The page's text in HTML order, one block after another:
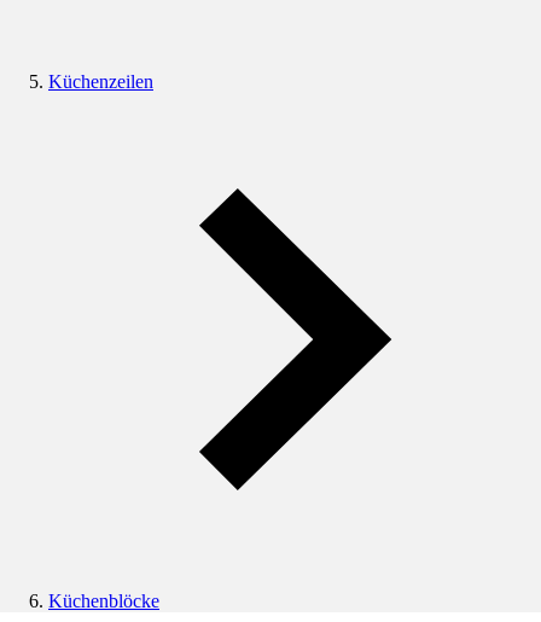
Küchenzeilen
Küchenblöcke